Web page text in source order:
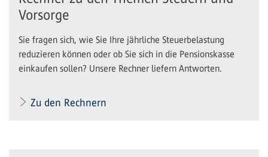
Vorsorge
Sie fragen sich, wie Sie Ihre jährliche Steuerbelastung
reduzieren können oder ob Sie sich in die Pensionskasse
einkaufen sollen? Unsere Rechner liefern Antworten.
Zu den Rechnern